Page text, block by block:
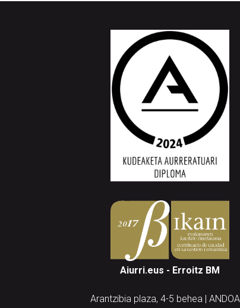
Aiurri.eus - Erroitz BM
Arantzibia plaza, 4-5 behea |